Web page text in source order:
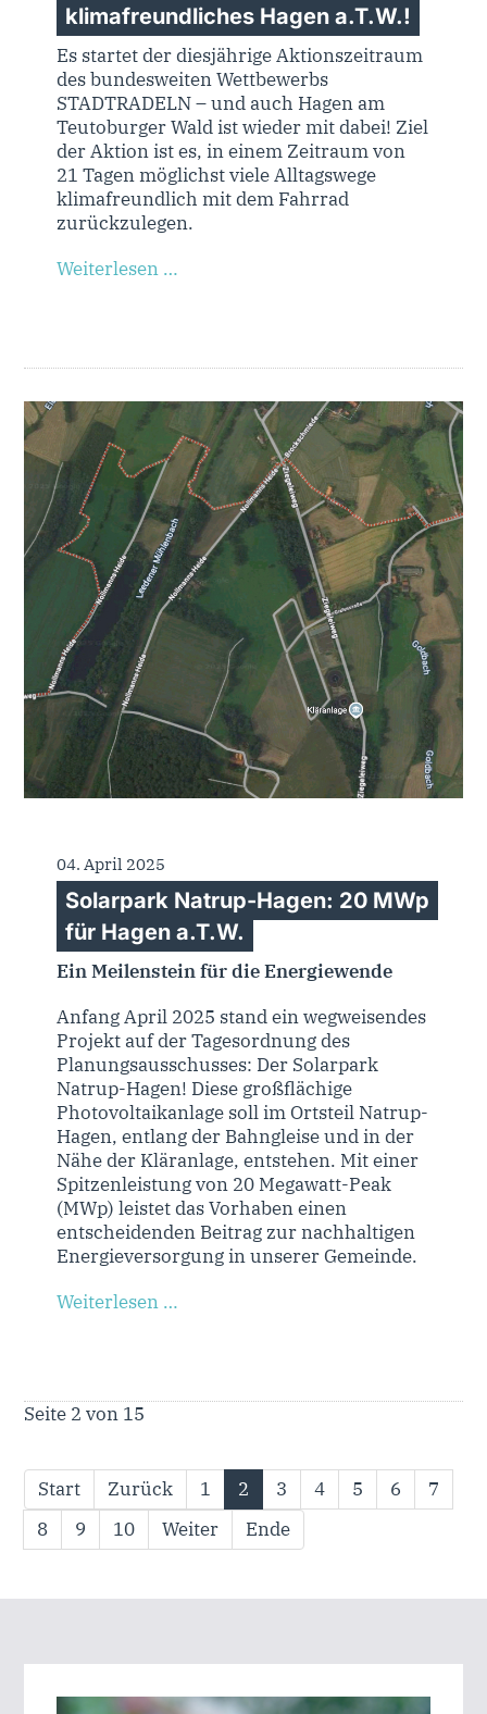
klimafreundliches Hagen a.T.W.!
Es startet der diesjährige Aktionszeitraum
des bundesweiten Wettbewerbs
STADTRADELN – und auch Hagen am
Teutoburger Wald ist wieder mit dabei! Ziel
der Aktion ist es, in einem Zeitraum von
21 Tagen möglichst viele Alltagswege
klimafreundlich mit dem Fahrrad
zurückzulegen.
Weiterlesen …
04. April 2025
Solarpark Natrup-Hagen: 20 MWp
für Hagen a.T.W.
Ein Meilenstein für die Energiewende
Anfang April 2025 stand ein wegweisendes
Projekt auf der Tagesordnung des
Planungsausschusses: Der Solarpark
Natrup-Hagen! Diese großflächige
Photovoltaikanlage soll im Ortsteil Natrup-
Hagen, entlang der Bahngleise und in der
Nähe der Kläranlage, entstehen. Mit einer
Spitzenleistung von 20 Megawatt-Peak
(MWp) leistet das Vorhaben einen
entscheidenden Beitrag zur nachhaltigen
Energieversorgung in unserer Gemeinde.
Weiterlesen …
Seite 2 von 15
Start Zurück 1 2 3 4 5 6
7
8
9 10 Weiter Ende